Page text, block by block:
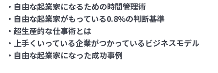
・自由な起業家になるための時間管理術
・自由な起業家がもっている0.8%の判断基準
・超生産的な仕事術とは
・上手くいっている企業がつかっているビジネスモデル
・自由な起業家になった成功事例